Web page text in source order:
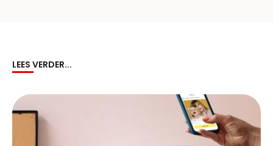
LEES VERDER...